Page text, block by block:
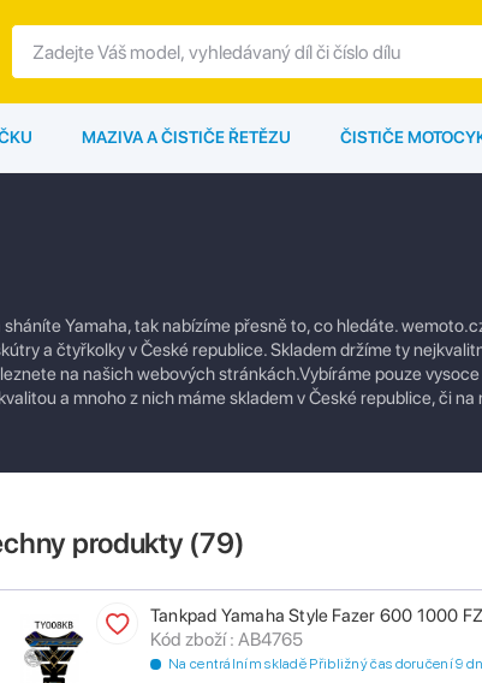
MAZIVA A ČISTIČE ŘETĚZU ČISTIČE
Yamaha, tak nabízíme přesně to, co hledáte.
a čtyřkolky v České republice. Skladem držíme ty
na našich webových stránkách.Vybíráme pouze
a mnoho z nich máme skladem v České republice, či
produkty (79)
Tankpad Yamaha Style Fazer 600 1000
Kód zboží : AB4765
Na centrálním skladě Přibližný čas doručení 9